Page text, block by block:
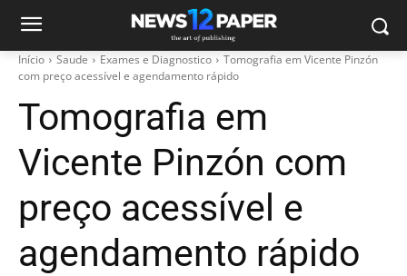
Início Saude Exames e Diagnostico
Tomografia em Vicente Pinzón
com preço acessível e agendamento rápido
Tomografia em
Vicente Pinzón com
preço acessível e
agendamento rápido